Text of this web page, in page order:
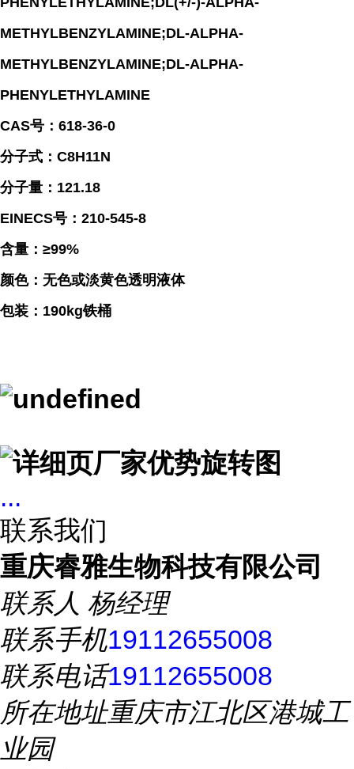
METHYLBENZYLAMINE;DL-ALPHA-
METHYLBENZYLAMINE;DL-ALPHA-
PHENYLETHYLAMINE
CAS号：618-36-0
分子式：C8H11N
分子量：121.18
EINECS号：210-545-8
含量：≥99%
颜色：无色或淡黄色透明液体
包装：190kg铁桶
...
联系我们
重庆睿雅生物科技有限公司
联系人 杨经理
联系手机19112655008
联系电话19112655008
所在地址重庆市江北区港城工
业园